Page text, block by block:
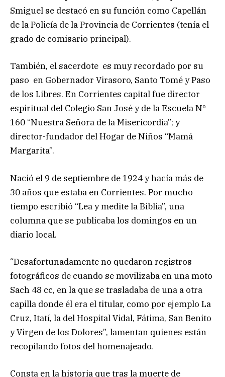
Smiguel se destacó en su función como Capellán
de la Policía de la Provincia de Corrientes (tenía el
grado de comisario principal).
También, el sacerdote es muy recordado por su
paso en Gobernador Virasoro, Santo Tomé y Paso
de los Libres. En Corrientes capital fue director
espiritual del Colegio San José y de la Escuela Nº
160 “Nuestra Señora de la Misericordia”; y
director-fundador del Hogar de Niños “Mamá
Margarita”.
Nació el 9 de septiembre de 1924 y hacía más de
30 años que estaba en Corrientes. Por mucho
tiempo escribió “Lea y medite la Biblia”, una
columna que se publicaba los domingos en un
diario local.
“Desafortunadamente no quedaron registros
fotográficos de cuando se movilizaba en una moto
Sach 48 cc, en la que se trasladaba de una a otra
capilla donde él era el titular, como por ejemplo La
Cruz, Itatí, la del Hospital Vidal, Fátima, San Benito
y Virgen de los Dolores”, lamentan quienes están
recopilando fotos del homenajeado.
Consta en la historia que tras la muerte de